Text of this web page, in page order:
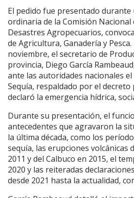
El pedido fue presentado
ordinaria de la Comisión Nacional
Desastres Agropecuarios,
de Agricultura, Ganadería y
noviembre, el secretario de
provincia, Diego García
ante las autoridades nacionales
Sequía, respaldado por el decreto
declaró la emergencia hídrica,
Durante su presentación, el
antecedentes que agravaron la
la última década, como los
sequía, las erupciones volcánicas
2011 y del Calbuco en 2015, el
2020 y las reiteradas
desde 2021 hasta la actualidad,